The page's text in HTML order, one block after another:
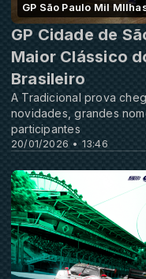
GP São Paulo Mil
20/01/2026 • 13:46
GP Cidade de
Maior Clássico
Brasileiro
A Tradicional prova
novidades, grandes
participantes